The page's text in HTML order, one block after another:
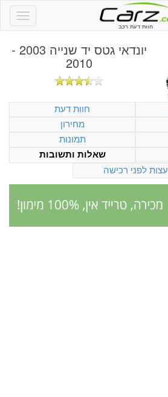
חוות דעת רכב
יונדאי גטס יד שנייה 2003 -
2010
חוות דעת
מחירון
תמונות
שאלות ותשובות
עצות לפני רכישה